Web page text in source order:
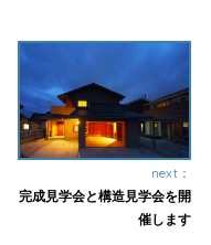
next：
完成見学会と構造見学会を開
催します